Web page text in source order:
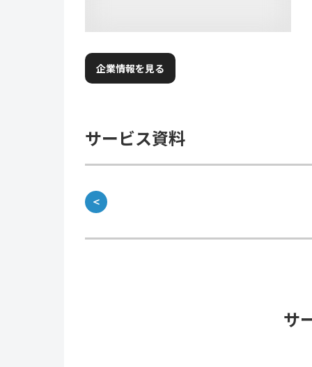
企業情報を見る
サービス資料
＜
サ